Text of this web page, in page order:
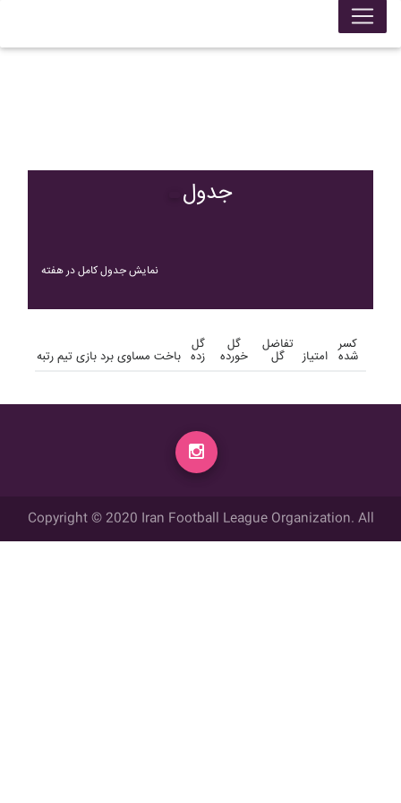
جدول
نمایش جدول کامل در هفته
رتبه تیم بازی برد مساوی باخت
گل
زده
گل
خورده
تفاضل
گل امتیاز
کسر
شده
Copyright © 2020 Iran Football League Organization. All